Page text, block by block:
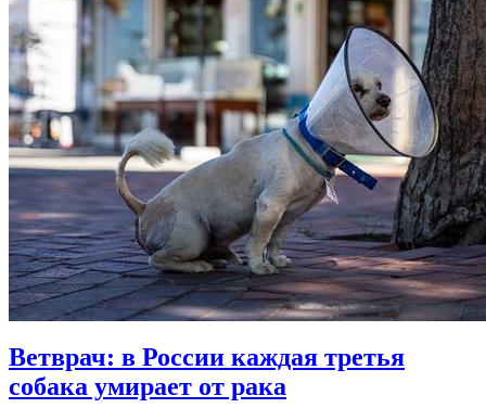
Ветврач: в России каждая третья
собака умирает от рака